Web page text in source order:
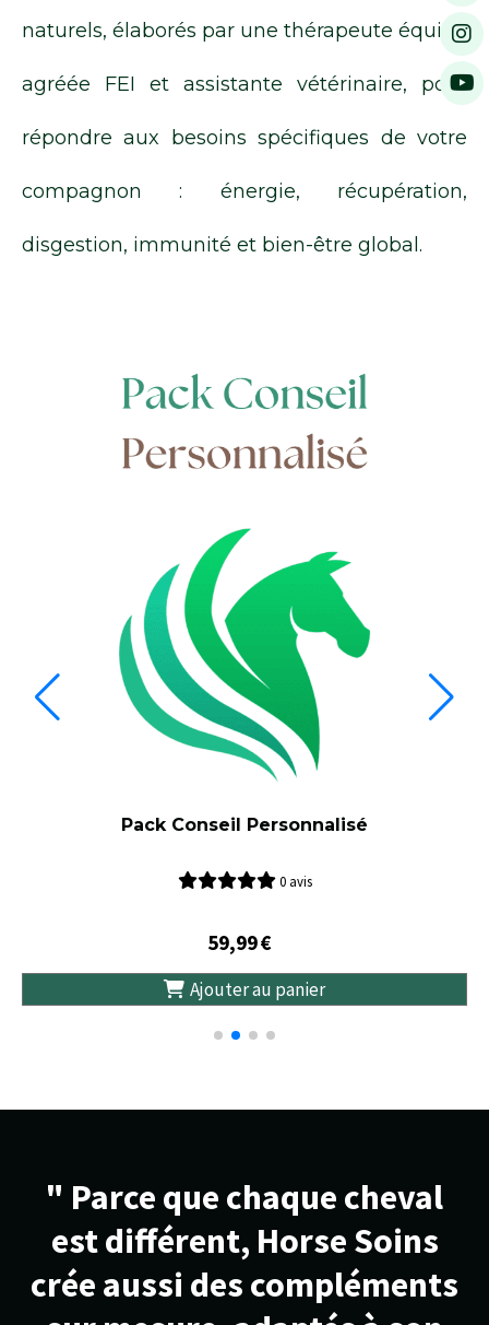
naturels, élaborés par une thérapeute équine
agréée FEI et assistante vétérinaire, pour
répondre aux besoins spécifiques de votre
compagnon : énergie, récupération,
disgestion, immunité et bien-être global.
Pack Conseil Personnalisé
0 avis
59,99€
Ajouter au panier
" Parce que chaque cheval
est différent, Horse Soins
crée aussi des compléments